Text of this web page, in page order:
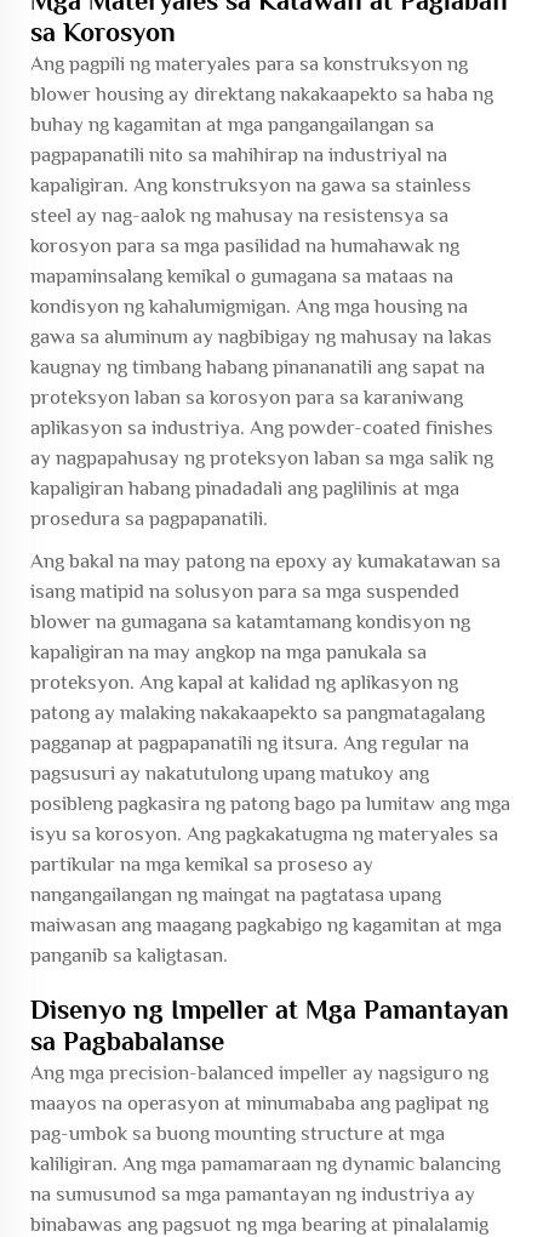
sa Korosyon
Ang pagpili ng materyales para sa konstruksyon ng
blower housing ay direktang nakakaapekto sa haba ng
buhay ng kagamitan at mga pangangailangan sa
pagpapanatili nito sa mahihirap na industriyal na
kapaligiran. Ang konstruksyon na gawa sa stainless
steel ay nag-aalok ng mahusay na resistensya sa
korosyon para sa mga pasilidad na humahawak ng
mapaminsalang kemikal o gumagana sa mataas na
kondisyon ng kahalumigmigan. Ang mga housing na
gawa sa aluminum ay nagbibigay ng mahusay na lakas
kaugnay ng timbang habang pinananatili ang sapat na
proteksyon laban sa korosyon para sa karaniwang
aplikasyon sa industriya. Ang powder-coated finishes
ay nagpapahusay ng proteksyon laban sa mga salik ng
kapaligiran habang pinadadali ang paglilinis at mga
prosedura sa pagpapanatili.
Ang bakal na may patong na epoxy ay kumakatawan sa
isang matipid na solusyon para sa mga suspended
blower na gumagana sa katamtamang kondisyon ng
kapaligiran na may angkop na mga panukala sa
proteksyon. Ang kapal at kalidad ng aplikasyon ng
patong ay malaking nakakaapekto sa pangmatagalang
pagganap at pagpapanatili ng itsura. Ang regular na
pagsusuri ay nakatutulong upang matukoy ang
posibleng pagkasira ng patong bago pa lumitaw ang mga
isyu sa korosyon. Ang pagkakatugma ng materyales sa
partikular na mga kemikal sa proseso ay
nangangailangan ng maingat na pagtatasa upang
maiwasan ang maagang pagkabigo ng kagamitan at mga
panganib sa kaligtasan.
Disenyo ng Impeller at Mga Pamantayan
sa Pagbabalanse
Ang mga precision-balanced impeller ay nagsiguro ng
maayos na operasyon at minumababa ang paglipat ng
pag-umbok sa buong mounting structure at mga
kaliligiran. Ang mga pamamaraan ng dynamic balancing
na sumusunod sa mga pamantayan ng industriya ay
binabawas ang pagsuot ng mga bearing at pinalalamig